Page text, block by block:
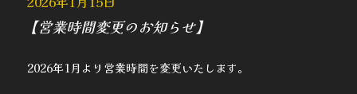
【営業時間変更のお知らせ】
2026年1月より営業時間を変更いたします。